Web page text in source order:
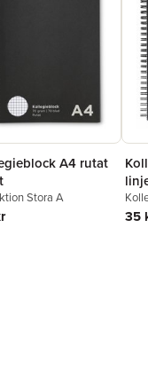
A4 rutat
Stora A
35